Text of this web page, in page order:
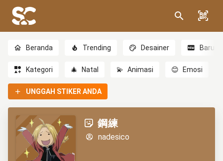
Beranda Trending Desainer Baru
Kategori 🎄 Natal 💫 Animasi 😊 Emosi
UNGGAH STIKER ANDA
鋼練
nadesico